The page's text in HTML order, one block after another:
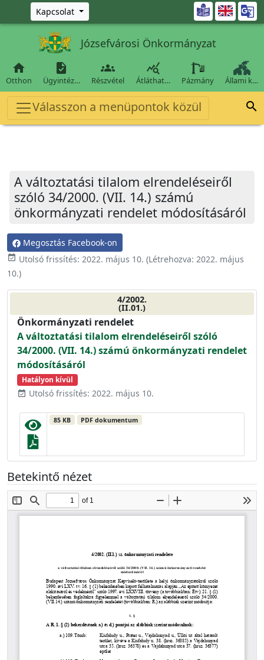
Ugrás a fő tartalomra
Kapcsolat 
Józsefvárosi Önkormányzat

Otthon

Ügyintéz…

Részvétel

Átláthat… Pázmány Állami k…
Válasszon a menüpontok közül 
A változtatási tilalom elrendeléseiről
szóló 34/2000. (VII. 14.) számú
önkormányzati rendelet módosításáról
Megosztás Facebook-on
event_available Utolsó frissítés: 2022. május 10. (Létrehozva: 2022. május
10.)
4/2002.
(II.01.)
Önkormányzati rendelet
A változtatási tilalom elrendeléseiről szóló
34/2000. (VII. 14.) számú önkormányzati rendelet
módosításáról
Hatályon kívül
event_available Utolsó frissítés: 2022. május 10.
85 KB PDF dokumentum
Betekintő nézet